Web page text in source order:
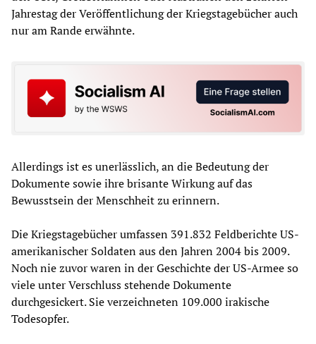
Jahrestag der Veröffentlichung der Kriegstagebücher auch
nur am Rande erwähnte.
Allerdings ist es unerlässlich, an die Bedeutung der
Dokumente sowie ihre brisante Wirkung auf das
Bewusstsein der Menschheit zu erinnern.
Die Kriegstagebücher umfassen 391.832 Feldberichte US-
amerikanischer Soldaten aus den Jahren 2004 bis 2009.
Noch nie zuvor waren in der Geschichte der US-Armee so
viele unter Verschluss stehende Dokumente
durchgesickert. Sie verzeichneten 109.000 irakische
Todesopfer.